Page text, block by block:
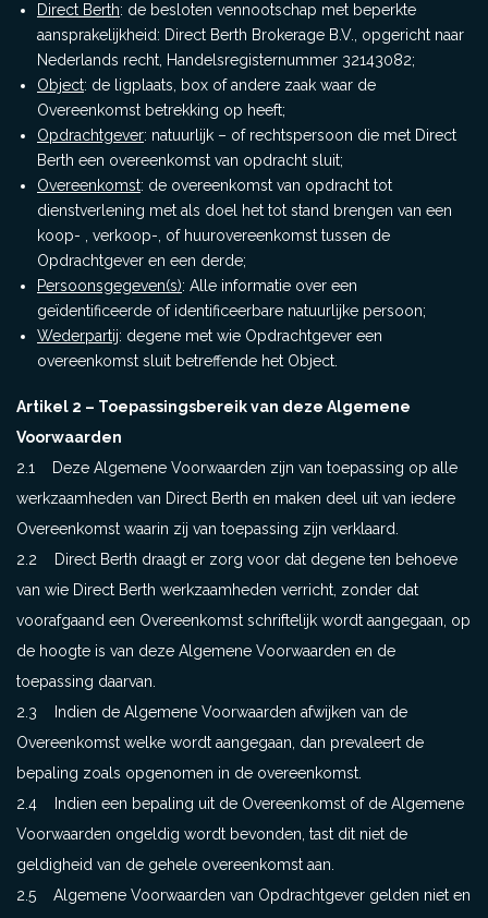
Direct Berth: de besloten vennootschap met beperkte
aansprakelijkheid: Direct Berth Brokerage B.V., opgericht naar
Nederlands recht, Handelsregisternummer 32143082;
Object: de ligplaats, box of andere zaak waar de
Overeenkomst betrekking op heeft;
Opdrachtgever: natuurlijk – of rechtspersoon die met Direct
Berth een overeenkomst van opdracht sluit;
Overeenkomst: de overeenkomst van opdracht tot
dienstverlening met als doel het tot stand brengen van een
koop- , verkoop-, of huurovereenkomst tussen de
Opdrachtgever en een derde;
Persoonsgegeven(s): Alle informatie over een
geïdentificeerde of identificeerbare natuurlijke persoon;
Wederpartij: degene met wie Opdrachtgever een
overeenkomst sluit betreffende het Object.
Artikel 2 – Toepassingsbereik van deze Algemene
Voorwaarden
2.1 Deze Algemene Voorwaarden zijn van toepassing op alle
werkzaamheden van Direct Berth en maken deel uit van iedere
Overeenkomst waarin zij van toepassing zijn verklaard.
2.2 Direct Berth draagt er zorg voor dat degene ten behoeve
van wie Direct Berth werkzaamheden verricht, zonder dat
voorafgaand een Overeenkomst schriftelijk wordt aangegaan, op
de hoogte is van deze Algemene Voorwaarden en de
toepassing daarvan.
2.3 Indien de Algemene Voorwaarden afwijken van de
Overeenkomst welke wordt aangegaan, dan prevaleert de
bepaling zoals opgenomen in de overeenkomst.
2.4 Indien een bepaling uit de Overeenkomst of de Algemene
Voorwaarden ongeldig wordt bevonden, tast dit niet de
geldigheid van de gehele overeenkomst aan.
2.5 Algemene Voorwaarden van Opdrachtgever gelden niet en